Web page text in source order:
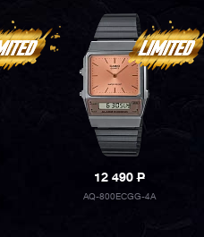
12 490P
AQ-800ECGG-4A